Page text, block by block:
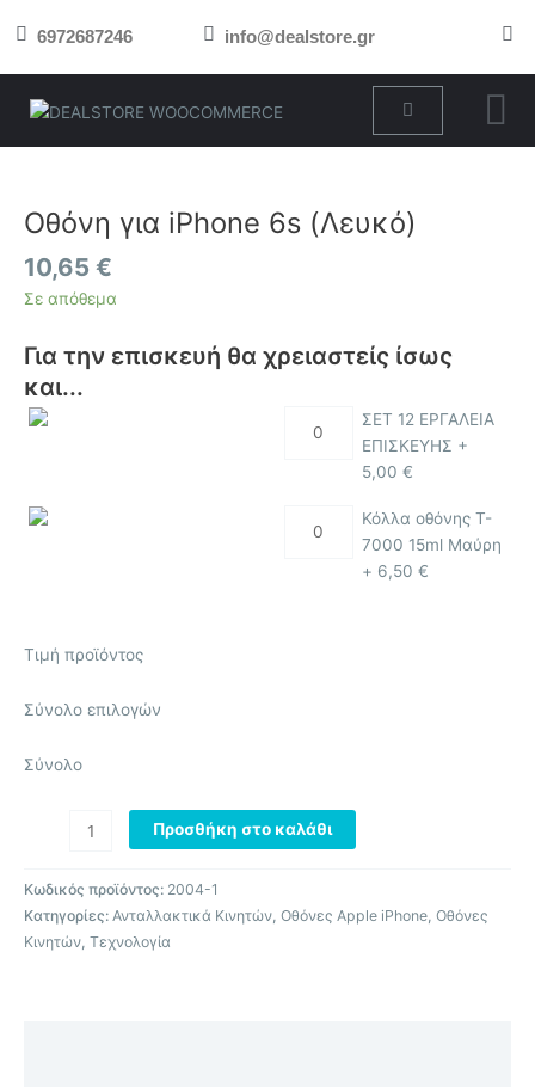
στο 6972687246 info@dealstore.gr
Cart
Οθόνη για iPhone 6s (Λευκό)
10,65 €
Σε απόθεμα
Για την επισκευή θα χρειαστείς ίσως
και...
ΣΕΤ 12 ΕΡΓΑΛΕΙΑ
ΕΠΙΣΚΕΥΗΣ +
5,00 €
Κόλλα οθόνης T-
7000 15ml Μαύρη
+ 6,50 €
Τιμή προϊόντος
Σύνολο επιλογών
Σύνολο
iPhone
6s
(Λευκό)
ποσότητα
Προσθήκη στο καλάθι
Κωδικός προϊόντος: 2004-1
Κατηγορίες: Ανταλλακτικά Κινητών, Οθόνες Apple iPhone, Οθόνες
Κινητών, Τεχνολογία